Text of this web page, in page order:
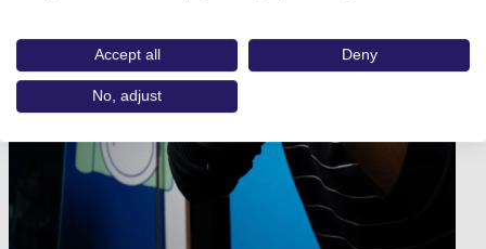
Accept all Deny
No, adjust